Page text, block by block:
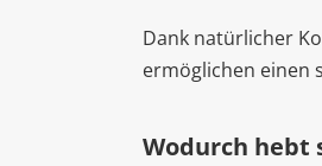
Dank natürlicher
ermöglichen einen
Wodurch hebt